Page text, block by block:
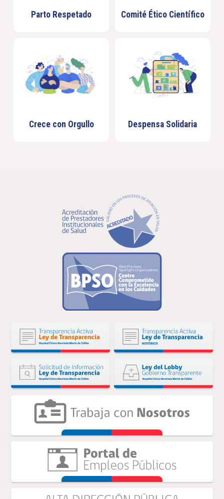
Parto Respetado Comité Ético Científico
Crece con Orgullo Despensa Solidaria